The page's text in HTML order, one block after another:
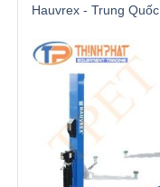
Hauvrex - Trung Quốc